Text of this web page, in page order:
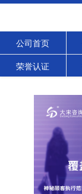
公司首页
荣誉认证